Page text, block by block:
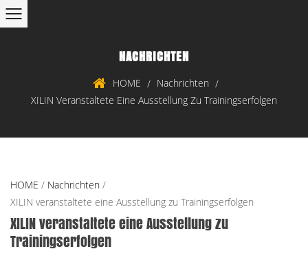
NACHRICHTEN
HOME / Nachrichten /
XILIN Veranstaltete Eine Ausstellung Zu Trainingserfolgen
HOME / Nachrichten /
XILIN veranstaltete eine Ausstellung zu Trainingserfolgen
XILIN veranstaltete eine Ausstellung zu
Trainingserfolgen